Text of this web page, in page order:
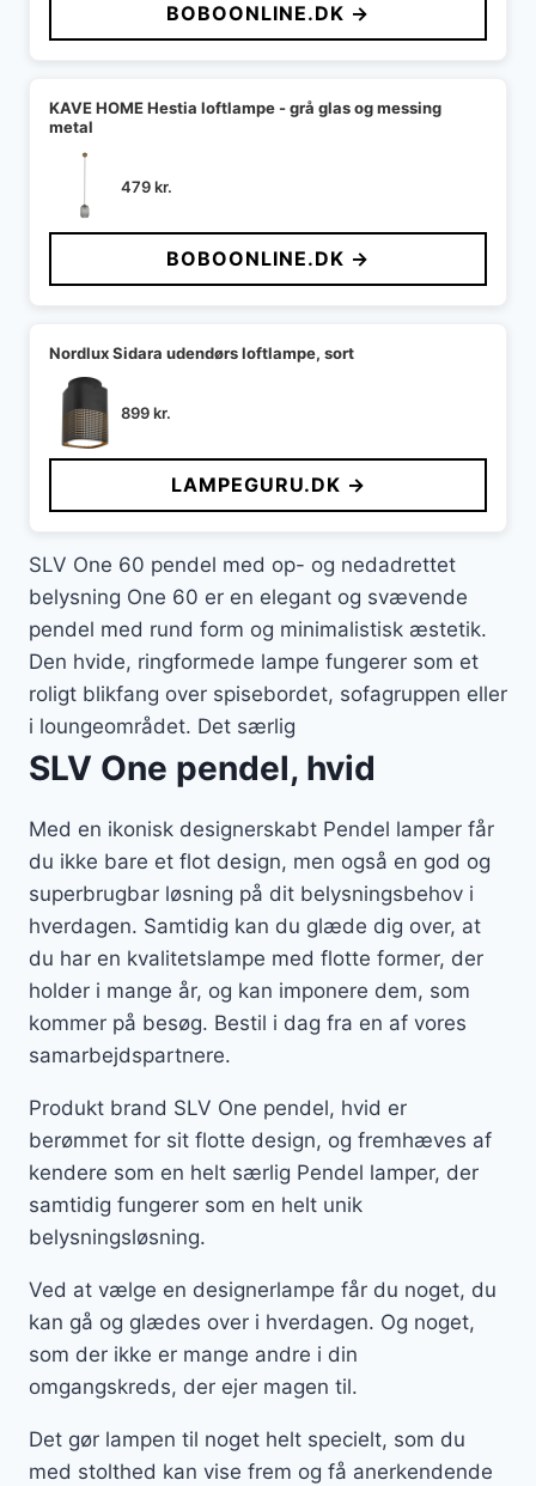
BOBOONLINE.DK →
KAVE HOME Hestia loftlampe - grå glas og messing
metal
479kr.
BOBOONLINE.DK →
Nordlux Sidara udendørs loftlampe, sort
899kr.
LAMPEGURU.DK →
SLV One 60 pendel med op- og nedadrettet
belysning One 60 er en elegant og svævende
pendel med rund form og minimalistisk æstetik.
Den hvide, ringformede lampe fungerer som et
roligt blikfang over spisebordet, sofagruppen eller
i loungeområdet. Det særlig
SLV One pendel, hvid
Med en ikonisk designerskabt Pendel lamper får
du ikke bare et flot design, men også en god og
superbrugbar løsning på dit belysningsbehov i
hverdagen. Samtidig kan du glæde dig over, at
du har en kvalitetslampe med flotte former, der
holder i mange år, og kan imponere dem, som
kommer på besøg. Bestil i dag fra en af vores
samarbejdspartnere.
Produkt brand SLV One pendel, hvid er
berømmet for sit flotte design, og fremhæves af
kendere som en helt særlig Pendel lamper, der
samtidig fungerer som en helt unik
belysningsløsning.
Ved at vælge en designerlampe får du noget, du
kan gå og glædes over i hverdagen. Og noget,
som der ikke er mange andre i din
omgangskreds, der ejer magen til.
Det gør lampen til noget helt specielt, som du
med stolthed kan vise frem og få anerkendende